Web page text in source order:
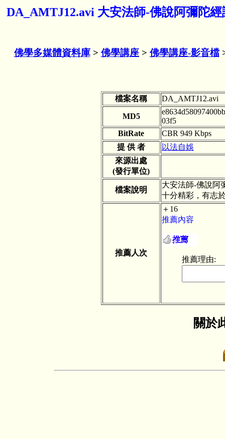
DA_AMTJ12.avi 大安法師-佛說阿彌陀
佛學多媒體資料庫> 佛學講座> 佛學講座-影音檔
檔案名稱 DA_AMTJ12.avi
MD5
03f5
BitRate
CBR 949 Kbps
提 供 者
以法自娛
來源出處
(發行單位)
檔案說明
大安法師-佛說阿
十分精彩，有志
推薦人次
＋16
推薦內容
推薦理由:
關於